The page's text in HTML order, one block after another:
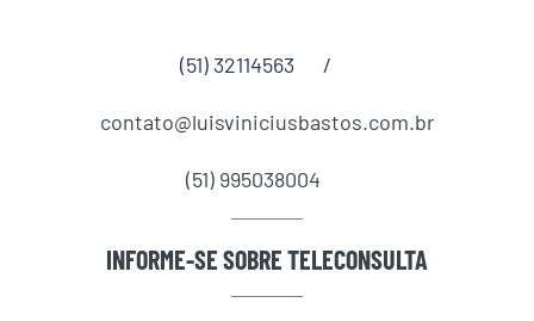
(51) 32114563 /
contato@luisviniciusbastos.com.br
(51) 995038004
INFORME-SE SOBRE TELECONSULTA